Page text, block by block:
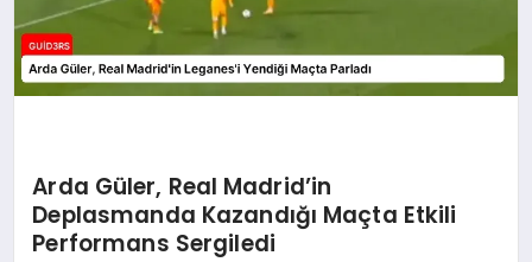
Arda Güler, Real Madrid’in
Deplasmanda Kazandığı Maçta Etkili
Performans Sergiledi